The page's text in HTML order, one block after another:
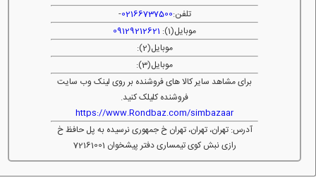
تلفن:02166737500
-
موبایل(1):
09129212621
موبایل(2):
موبایل(3):
برای مشاهد سایر کالا های فروشنده بر روی لینک وب سایت
فروشنده کلیلک کنید.
https://www.Rondbaz.com/simbazaar
آدرس: تهران، تهران، تهران خ جمهوری نرسیده به پل حافظ خ
رازی نبش کوی تیمساری دفتر پیشخوان 72161001